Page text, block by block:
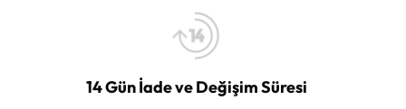
14 Gün İade ve Değişim Süresi